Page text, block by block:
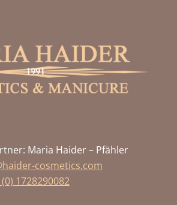
Maria Haider – Pfähler
cosmetics.com
(0) 1728290082